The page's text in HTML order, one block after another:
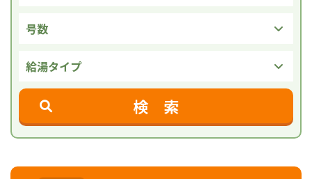
号数
給湯タイプ
検 索